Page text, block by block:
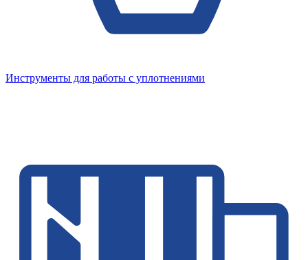
Инструменты для работы с уплотнениями